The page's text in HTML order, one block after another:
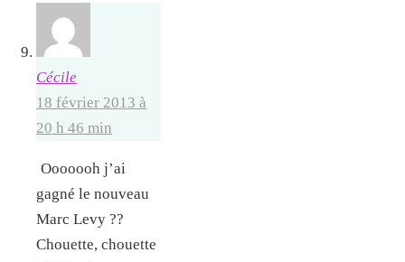
Cécile
18 février 2013 à
20 h 46 min
Ooooooh j’ai
gagné le nouveau
Marc Levy ??
Chouette, chouette